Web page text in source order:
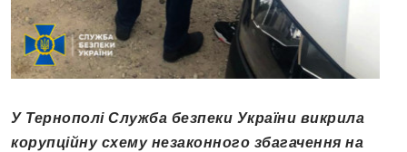
У Тернополі Служба безпеки України викрила
корупційну схему незаконного збагачення на